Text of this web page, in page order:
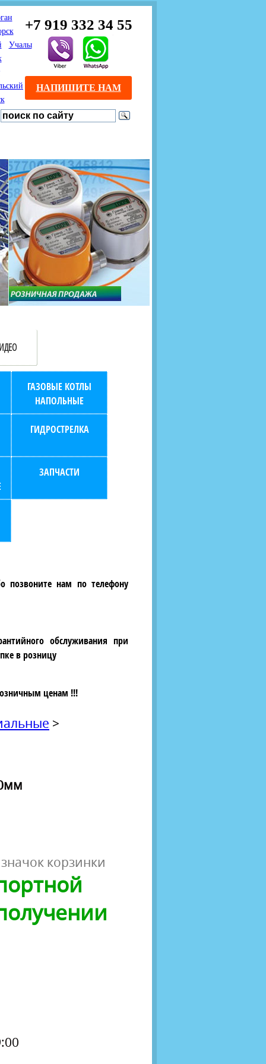
+7 919 332 34 55
Учалы
НАПИШИТЕ НАМ
Предлагаем взаимовыгодное
сотрудничество
монтажникам газового
оборудования. Если Вы
занимаетесь установкой
газового оборудования, мы
предлагаем Вам оптовые
цены и документарное
сопровождение Ваших
продаж (берем всю
бухгалтерию "на себя")
ГАЗОВЫЕ КОТЛЫ
НАПОЛЬНЫЕ
ГИДРОСТРЕЛКА
ЗАПЧАСТИ
позвоните нам по телефону
обслуживания при
в розницу
ценам !!!
>
корзинки